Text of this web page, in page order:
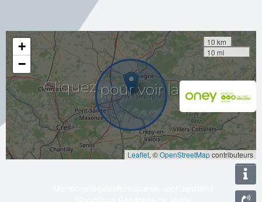
Cliquez pour voir la carte
+
−
10 km
10 mi
Leaflet, ©OpenStreetMapcontributeurs